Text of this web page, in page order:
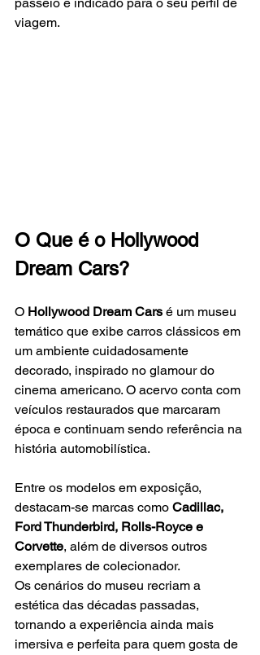
viagem.
O Que é o Hollywood
Dream Cars?
O Hollywood Dream Cars é um museu
temático que exibe carros clássicos em
um ambiente cuidadosamente
decorado, inspirado no glamour do
cinema americano. O acervo conta com
veículos restaurados que marcaram
época e continuam sendo referência na
história automobilística.
Entre os modelos em exposição,
destacam-se marcas como Cadillac,
Ford Thunderbird, Rolls-Royce e
Corvette, além de diversos outros
exemplares de colecionador.
Os cenários do museu recriam a
estética das décadas passadas,
tornando a experiência ainda mais
imersiva e perfeita para quem gosta de